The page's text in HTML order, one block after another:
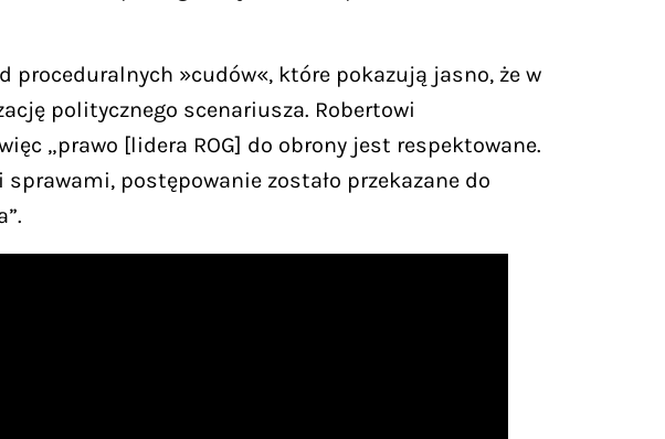
proceduralnych »cudów«, które pokazują jasno, że w
politycznego scenariusza. Robertowi
„prawo [lidera ROG] do obrony jest respektowane.
postępowanie zostało przekazane do